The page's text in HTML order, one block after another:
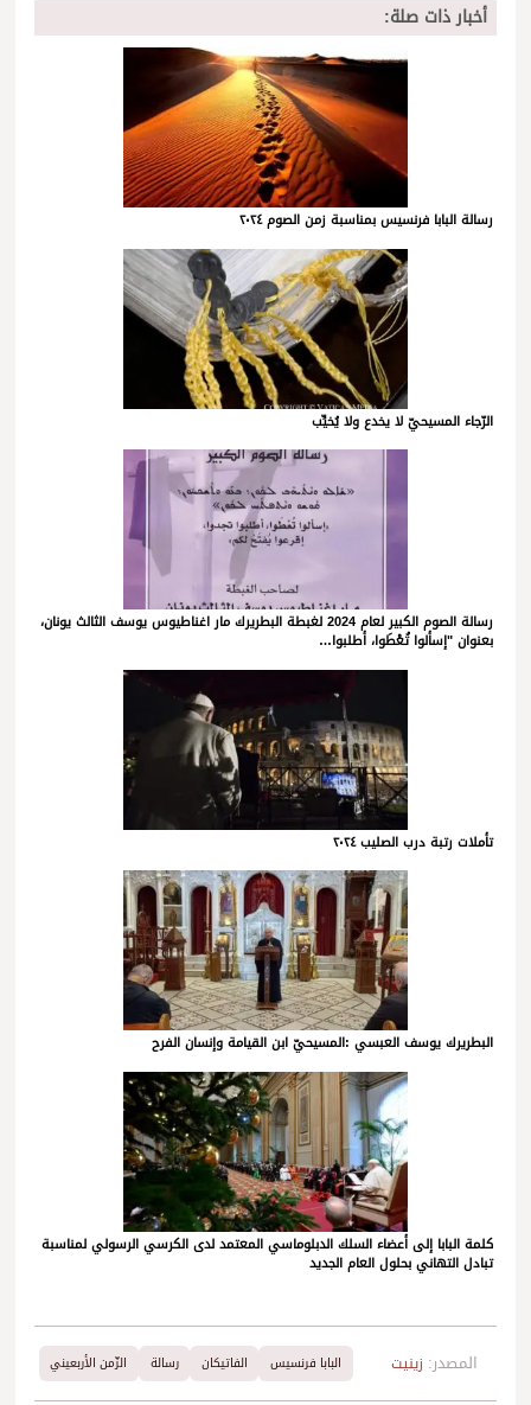
أخبار ذات صلة:
رسالة البابا فرنسيس بمناسبة زمن الصوم ٢٠٢٤
الرّجاء المسيحيّ لا يخدع ولا يُخيِّب
رسالة الصوم الكبير لعام 2024 لغبطة البطريرك مار اغناطيوس يوسف الثالث يونان،
بعنوان "إسألوا تُعْطَوا، أطلبوا…
تأملات رتبة درب الصليب ٢٠٢٤
البطريرك يوسف العبسي :المسيحيّ ابن القيامة وإنسان الفرح
كلمة البابا إلى أعضاء السلك الدبلوماسي المعتمد لدى الكرسي الرسولي لمناسبة
تبادل التهاني بحلول العام الجديد
المصدر: زينيت البابا فرنسيس الفاتيكان رسالة الزّمن الأربعيني